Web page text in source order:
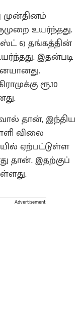
முன்தினம்
உயர்ந்தது.
6) தங்கத்தின்
இதன்படி
ரூ.10
தான், இந்திய
விலை
ஏற்பட்டுள்ள
தான். இதற்குப்
Advertisement